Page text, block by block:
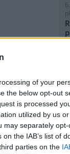
of your
the below opt-out
is processed
utilized by us
may separately
the IAB’s list of
parties on the